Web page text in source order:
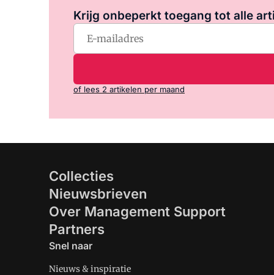
Krijg onbeperkt toegang tot alle
of lees 2 artikelen per maand
Collecties
Nieuwsbrieven
Over Management Support
Partners
Snel naar
Nieuws & inspiratie